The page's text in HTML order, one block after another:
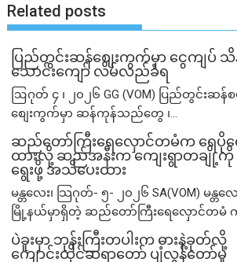
Related posts
ပြည်တွင်းဆန်စျေးကွက်မှာ ငွေကျပ် သိန်း
သောင်းကျော် လိမ်လည်ခံရ
ဩဂုတ် ၄ ၊ ၂၀၂၆ GG (VOM) ပြည်တွင်းဆန်
စျေးကွက်မှာ ဆန်ကုန်သည်တွေ ၊...
ဆည်တော်ကြီးရေလှောင်တမံက ရေပို
ထားလို့ ဆည်အနီးက ကျေးရွာတချို့ကို အ
ရွေးဖို့ အသိပေးထား
မန္တလေး၊ သြဂုတ်- ၅- ၂၀၂၆ SA(VOM) မန္တလ
မြို့နယ်မှာရှိတဲ့ ဆည်တော်ကြီးရေလှောင်တမံ
ပဲခူးမှာ ဘုန်းကြီးတပါးက ဓားနဲ့ခုတ်လို့
ကျောင်းထိုင်ဆရာတော် ပျံလွန်တော်မူ